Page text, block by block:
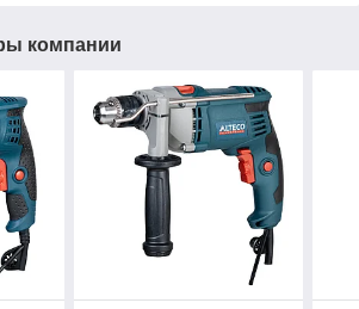
компании